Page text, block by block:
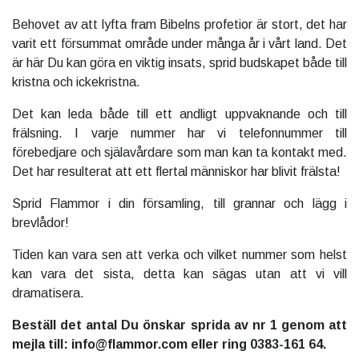
Behovet av att lyfta fram Bibelns profetior är stort, det har
varit ett försummat område under många år i vårt land. Det
är här Du kan göra en viktig insats, sprid budskapet både till
kristna och ickekristna.
Det kan leda både till ett andligt uppvaknande och till
frälsning. I varje nummer har vi telefonnummer till
förebedjare och själavårdare som man kan ta kontakt med.
Det har resulterat att ett flertal människor har blivit frälsta!
Sprid Flammor i din församling, till grannar och lägg i
brevlådor!
Tiden kan vara sen att verka och vilket nummer som helst
kan vara det sista, detta kan sägas utan att vi vill
dramatisera.
Beställ det antal Du önskar sprida av nr 1 genom att
mejla till: info@flammor.com eller ring 0383-161 64.